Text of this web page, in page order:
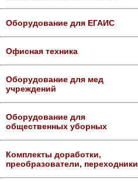
Оборудование для ЕГАИС
Офисная техника
Оборудование для мед
учреждений
Оборудование для
общественных уборных
Комплекты доработки,
преобразователи, переходники